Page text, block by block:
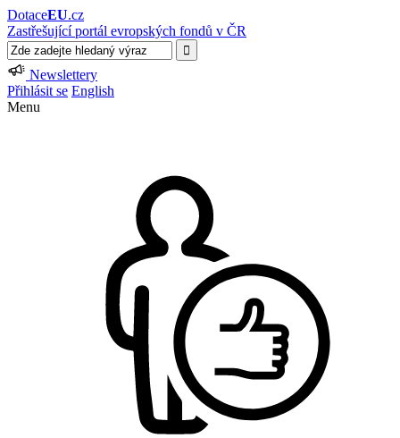
DotaceEU.cz
Zastřešující portál evropských fondů v ČR
Newslettery
Přihlásit se English
Menu